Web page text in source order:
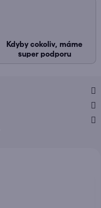
Kdyby cokoliv, máme
super podporu